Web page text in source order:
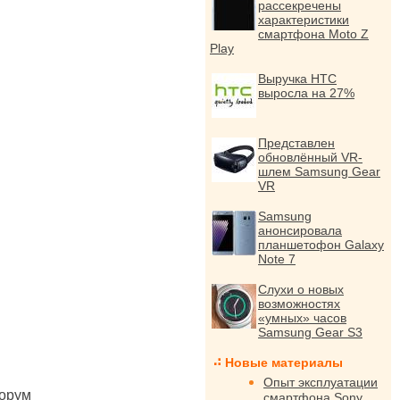
рассекречены
характеристики
смартфона Moto Z
Play
Выручка HTC
выросла на 27%
Представлен
обновлённый VR-
шлем Samsung Gear
VR
Samsung
анонсировала
планшетофон Galaxy
Note 7
Слухи о новых
возможностях
«умных» часов
Samsung Gear S3
Новые материалы
Опыт эксплуатации